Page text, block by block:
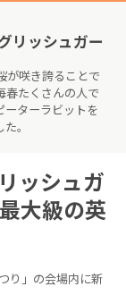
リッシュガー
が咲き誇ることで
春たくさんの人で
ーターラビットを
。
ッシュガ
大級の英
り」の会場内に新